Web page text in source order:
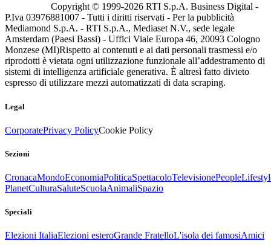
Copyright © 1999-2026 RTI S.p.A. Business Digital -
P.Iva 03976881007 - Tutti i diritti riservati - Per la pubblicità
Mediamond S.p.A. - RTI S.p.A., Mediaset N.V., sede legale
Amsterdam (Paesi Bassi) - Uffici Viale Europa 46, 20093 Cologno
Monzese (MI)Rispetto ai contenuti e ai dati personali trasmessi e/o
riprodotti è vietata ogni utilizzazione funzionale all’addestramento di
sistemi di intelligenza artificiale generativa. È altresì fatto divieto
espresso di utilizzare mezzi automatizzati di data scraping.
Legal
CorporatePrivacy PolicyCookie Policy
Sezioni
CronacaMondoEconomiaPoliticaSpettacoloTelevisionePeople
PlanetCulturaSaluteScuolaAnimaliSpazio
Speciali
Elezioni ItaliaElezioni esteroGrande FratelloL'isola dei famosiAmici